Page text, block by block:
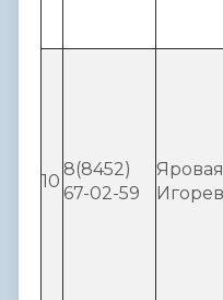
10
8(8452)
67-02-59